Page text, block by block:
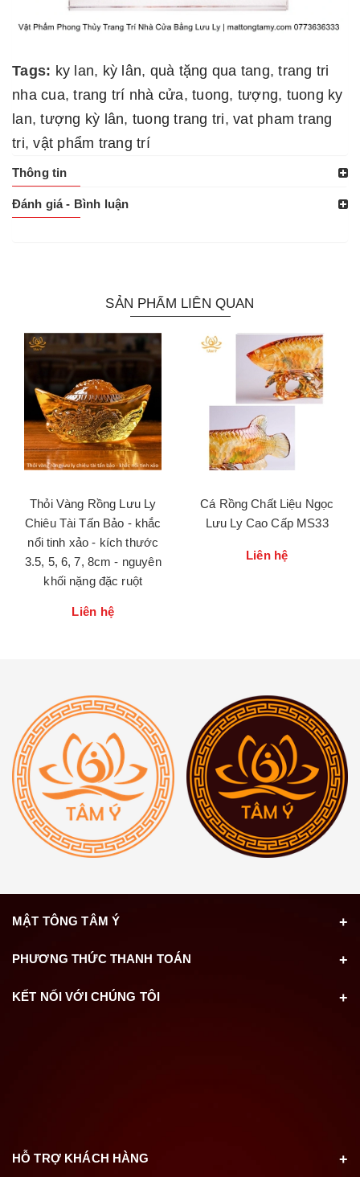
Tags: ky lan, kỳ lân, quà tặng qua tang,trang tri
nha cua,trang trí nhà cửa, tuong, tượng, tuong ky
lan,tượng kỳ lân, tuong trang tri, vat pham trang
tri,vật phẩm trang trí
Thông tin
Đánh giá - Bình luận
SẢN PHẨM LIÊN QUAN
Thỏi Vàng Rồng Lưu Ly
Chiêu Tài Tấn Bảo - khắc
nổi tinh xảo - kích thước
3.5, 5, 6, 7, 8cm - nguyên
khối nặng đặc ruột
Liên hệ
Cá Rồng Chất Liệu Ngọc
Lưu Ly Cao Cấp MS33
Liên hệ
MẬT TÔNG TÂM Ý
PHƯƠNG THỨC THANH TOÁN
KẾT NỐI VỚI CHÚNG TÔI
HỖ TRỢ KHÁCH HÀNG